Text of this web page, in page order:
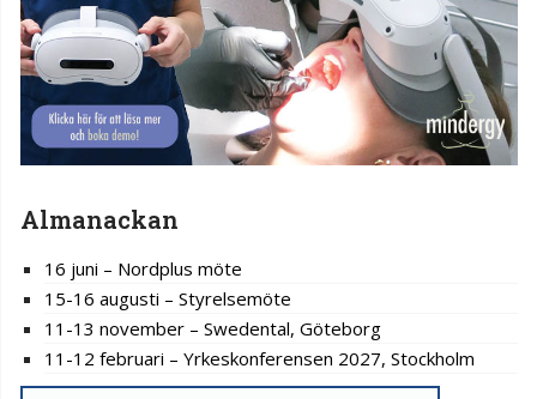
Almanackan
16 juni – Nordplus möte
15-16 augusti – Styrelsemöte
11-13 november – Swedental, Göteborg
11-12 februari – Yrkeskonferensen 2027, Stockholm